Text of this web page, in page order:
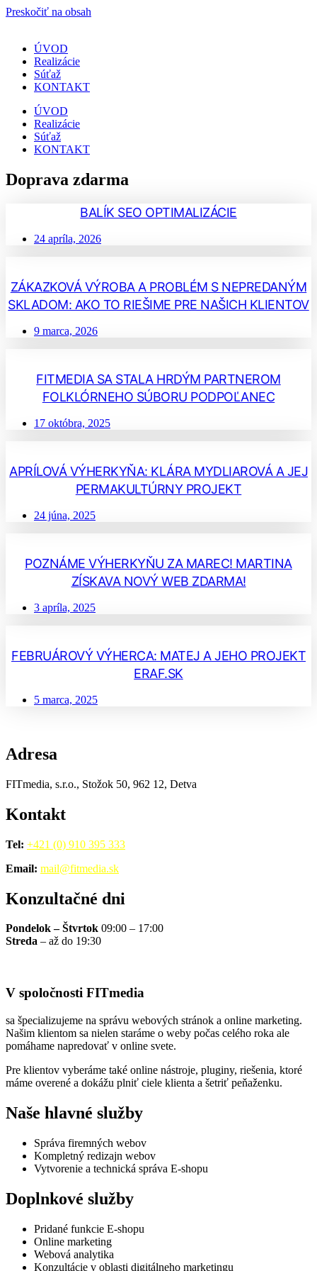
Preskočiť na obsah
ÚVOD
Realizácie
Súťaž
KONTAKT
ÚVOD
Realizácie
Súťaž
KONTAKT
Doprava zdarma
BALÍK SEO OPTIMALIZÁCIE
24 apríla, 2026
ZÁKAZKOVÁ VÝROBA A PROBLÉM S NEPREDANÝM
SKLADOM: AKO TO RIEŠIME PRE NAŠICH KLIENTOV
9 marca, 2026
FITMEDIA SA STALA HRDÝM PARTNEROM
FOLKLÓRNEHO SÚBORU PODPOĽANEC
17 októbra, 2025
APRÍLOVÁ VÝHERKYŇA: KLÁRA MYDLIAROVÁ A JEJ
PERMAKULTÚRNY PROJEKT
24 júna, 2025
POZNÁME VÝHERKYŇU ZA MAREC! MARTINA
ZÍSKAVA NOVÝ WEB ZDARMA!
3 apríla, 2025
FEBRUÁROVÝ VÝHERCA: MATEJ A JEHO PROJEKT
ERAF.SK
5 marca, 2025
Adresa
FITmedia, s.r.o., Stožok 50, 962 12, Detva
Kontakt
Tel: +421 (0) 910 395 333
Email: mail@fitmedia.sk
Konzultačné dni
Pondelok – Štvrtok 09:00 – 17:00
Streda – až do 19:30
V spoločnosti FITmedia
sa špecializujeme na správu webových stránok a online marketing.
Našim klientom sa nielen staráme o weby počas celého roka ale
pomáhame napredovať v online svete.
Pre klientov vyberáme také online nástroje, pluginy, riešenia, ktoré
máme overené a dokážu plniť ciele klienta a šetriť peňaženku.
Naše hlavné služby
Správa firemných webov
Kompletný redizajn webov
Vytvorenie a technická správa E-shopu
Doplnkové služby
Pridané funkcie E-shopu
Online marketing
Webová analytika
Konzultácie v oblasti digitálneho marketingu